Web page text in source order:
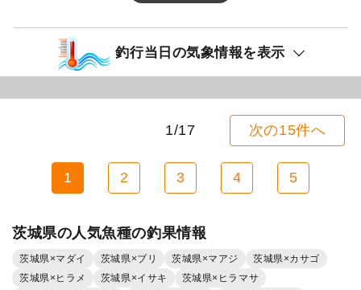
釣行当日の気象情報を表示
1/17 次の15件へ
1 2 3 4 5
茨城県の人気魚種の釣果情報
茨城県×マダイ 茨城県×ブリ 茨城県×マアジ
茨城県×カサゴ
茨城県×ヒラメ
茨城県×イサキ
茨城県×ヒラマサ